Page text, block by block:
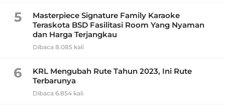
5
Masterpiece Signature Family Karaoke
Teraskota BSD Fasilitasi Room Yang Nyaman
dan Harga Terjangkau
Dibaca 8.085 kali
6
KRL Mengubah Rute Tahun 2023, Ini Rute
Terbarunya
Dibaca 6.854 kali